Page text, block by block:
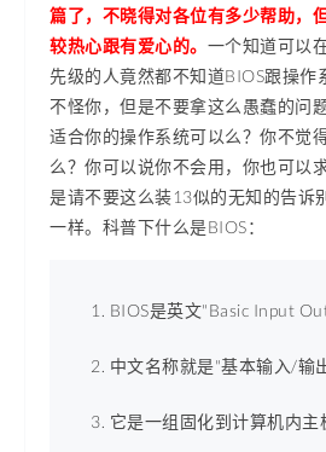
篇了，不晓得对各位有多少帮助，
较热心跟有爱心的。 一个知道可以
先级的人竟然都不知道BIOS跟操作
不怪你，但是不要拿这么愚蠢的问
适合你的操作系统可以么？你不觉
么？你可以说你不会用，你也可以
是请不要这么装13似的无知的告诉
一样。科普下什么是BIOS：
BIOS是英文"Basic Input
中文名称就是"基本输入/输
它是一组固化到计算机内主